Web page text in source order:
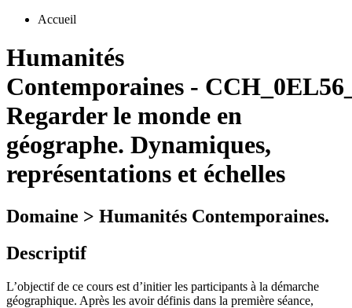
Accueil
Humanités
Contemporaines -
Regarder le monde en
géographe. Dynamiques,
représentations et échelles
Domaine > Humanités Contemporaines.
Descriptif
L’objectif de ce cours est d’initier les participants à la démarche
géographique. Après les avoir définis dans la première séance,